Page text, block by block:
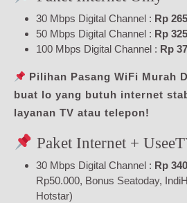
30 Mbps Digital Channel : Rp
50 Mbps Digital Channel : Rp
100 Mbps Digital Channel : Rp
Pilihan Pasang WiFi Murah
buat lo yang butuh internet
layanan TV atau telepon!
Paket Internet +
30 Mbps Digital Channel : Rp
Rp50.000, Bonus Seatoday,
Hotstar)